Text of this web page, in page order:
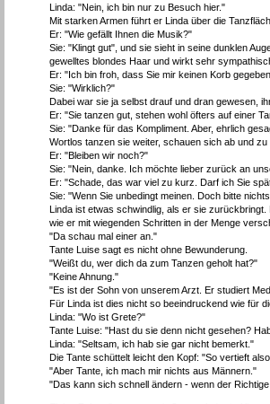
Linda: "Nein, ich bin nur zu Besuch hier."
Mit starken Armen führt er Linda über die
Er: "Wie gefällt Ihnen die Musik?"
Sie: "Klingt gut", und sie sieht in seine dunklen
gewelltes blondes Haar und wirkt sehr
Er: "Ich bin froh, dass Sie mir keinen Korb
Sie: "Wirklich?"
Dabei war sie ja selbst drauf und dran gewesen,
Er: "Sie tanzen gut, stehen wohl öfters auf einer
Sie: "Danke für das Kompliment. Aber, ehrlich
Wortlos tanzen sie weiter, schauen sich ab und
Er: "Bleiben wir noch?"
Sie: "Nein, danke. Ich möchte lieber zurück an
Er: "Schade, das war viel zu kurz. Darf ich Sie
Sie: "Wenn Sie unbedingt meinen. Doch bitte
Linda ist etwas schwindlig, als er sie
wie er mit wiegenden Schritten in der Menge
"Da schau mal einer an."
Tante Luise sagt es nicht ohne Bewunderung.
"Weißt du, wer dich da zum Tanzen geholt hat?"
"Keine Ahnung."
"Es ist der Sohn von unserem Arzt. Er studiert
Für Linda ist dies nicht so beeindruckend wie für
Linda: "Wo ist Grete?"
Tante Luise: "Hast du sie denn nicht gesehen?
Linda: "Seltsam, ich hab sie gar nicht bemerkt."
Die Tante schüttelt leicht den Kopf: "So vertieft
"Aber Tante, ich mach mir nichts aus Männern."
"Das kann sich schnell ändern - wenn der